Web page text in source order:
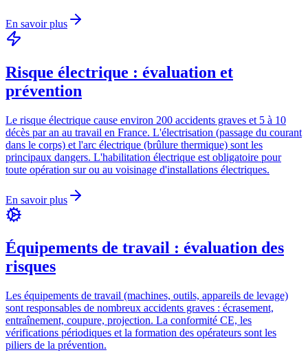
En savoir plus
Risque électrique : évaluation et
prévention
Le risque électrique cause environ 200 accidents graves et 5 à 10
décès par an au travail en France. L'électrisation (passage du courant
dans le corps) et l'arc électrique (brûlure thermique) sont les
principaux dangers. L'habilitation électrique est obligatoire pour
toute opération sur ou au voisinage d'installations électriques.
En savoir plus
Équipements de travail : évaluation des
risques
Les équipements de travail (machines, outils, appareils de levage)
sont responsables de nombreux accidents graves : écrasement,
entraînement, coupure, projection. La conformité CE, les
vérifications périodiques et la formation des opérateurs sont les
piliers de la prévention.